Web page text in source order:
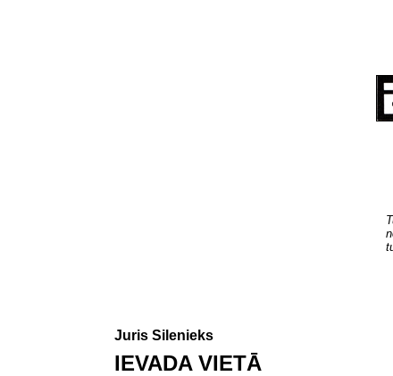
Juris Silenieks
IEVADA VIETĀ